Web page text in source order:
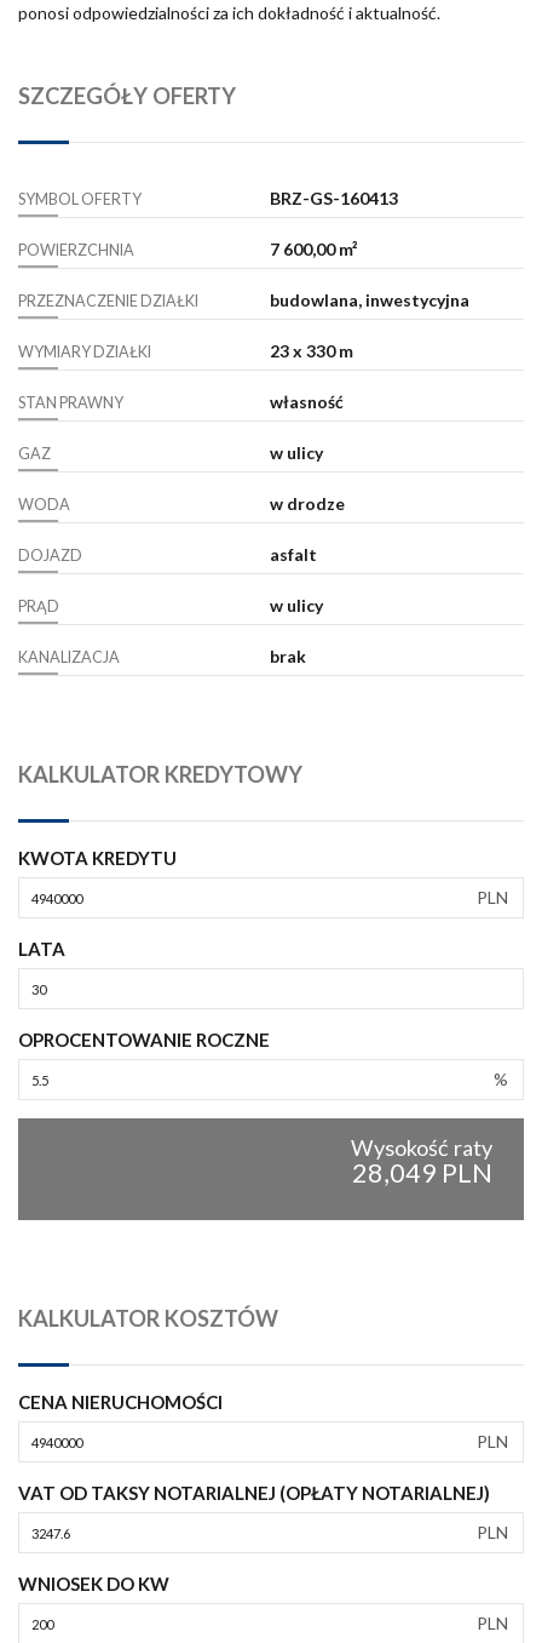
ponosi odpowiedzialności za ich dokładność i aktualność.
SZCZEGÓŁY OFERTY
SYMBOL OFERTY BRZ-GS-160413
POWIERZCHNIA 7 600,00 m²
PRZEZNACZENIE DZIAŁKI budowlana, inwestycyjna
WYMIARY DZIAŁKI 23 x 330 m
STAN PRAWNY własność
GAZ w ulicy
WODA w drodze
DOJAZD asfalt
PRĄD w ulicy
KANALIZACJA brak
KALKULATOR KREDYTOWY
KWOTA KREDYTU
PLN
LATA
OPROCENTOWANIE ROCZNE
%
Wysokość raty
28,049 PLN
KALKULATOR KOSZTÓW
CENA NIERUCHOMOŚCI
PLN
VAT OD TAKSY NOTARIALNEJ (OPŁATY NOTARIALNEJ)
PLN
WNIOSEK DO KW
PLN